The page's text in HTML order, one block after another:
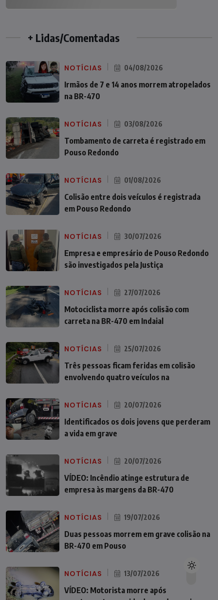
+ Lidas/Comentadas
NOTÍCIAS 04/08/2026
Irmãos de 7 e 14 anos morrem atropelados
na BR-470
NOTÍCIAS 03/08/2026
Tombamento de carreta é registrado em
Pouso Redondo
NOTÍCIAS 01/08/2026
Colisão entre dois veículos é registrada
em Pouso Redondo
NOTÍCIAS 30/07/2026
Empresa e empresário de Pouso Redondo
são investigados pela Justiça
NOTÍCIAS 27/07/2026
Motociclista morre após colisão com
carreta na BR-470 em Indaial
NOTÍCIAS 25/07/2026
Três pessoas ficam feridas em colisão
envolvendo quatro veículos na
NOTÍCIAS 20/07/2026
Identificados os dois jovens que perderam
a vida em grave
NOTÍCIAS 20/07/2026
VÍDEO: Incêndio atinge estrutura de
empresa às margens da BR-470
NOTÍCIAS 19/07/2026
Duas pessoas morrem em grave colisão na
BR-470 em Pouso
NOTÍCIAS 13/07/2026
VÍDEO: Motorista morre após